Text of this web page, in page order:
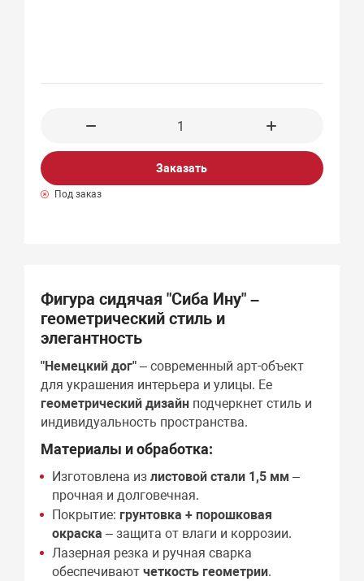
Заказать
Под заказ
Фигура сидячая "Сиба Ину" –
геометрический стиль и
элегантность
"Немецкий дог" – современный арт-объект
для украшения интерьера и улицы. Ее
геометрический дизайн подчеркнет стиль и
индивидуальность пространства.
Материалы и обработка:
Изготовлена излистовой стали 1,5 мм –
прочная и долговечная.
Покрытие:грунтовка + порошковая
окраска – защита от влаги и коррозии.
Лазерная резка и ручная сварка
обеспечиваютчеткость геометрии.